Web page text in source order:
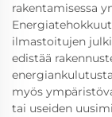
rakentamisessa
ilmastoitujen
edistää
myös
tai useiden